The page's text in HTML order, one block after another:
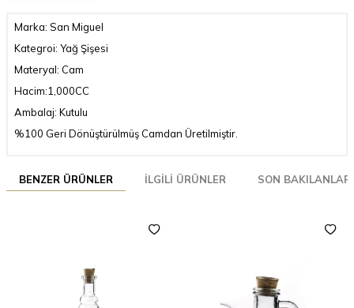
Marka: San Miguel
Kategroi: Yağ Şişesi
Materyal: Cam
Hacim:1,000CC
Ambalaj: Kutulu
%100 Geri Dönüştürülmüş Camdan Üretilmiştir.
BENZER ÜRÜNLER İLGILI ÜRÜNLER SON BAKILANLAR